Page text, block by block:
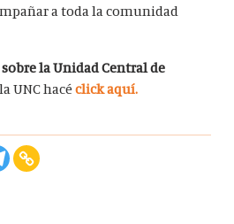
a toda la comunidad
la Unidad Central de
UNC hacéclick aquí.